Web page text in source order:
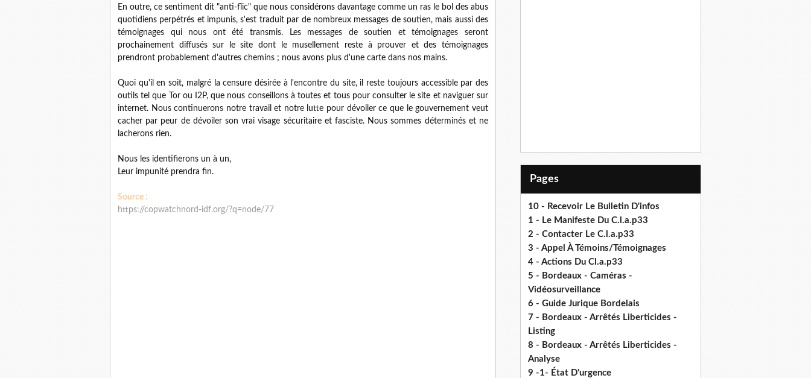
En outre, ce sentiment dit "anti-flic" que nous considérons davantage comme un ras le bol des abus
quotidiens perpétrés et impunis, s'est traduit par de nombreux messages de soutien, mais aussi des
témoignages qui nous ont été transmis. Les messages de soutien et témoignages seront
prochainement diffusés sur le site dont le musellement reste à prouver et des témoignages
prendront probablement d'autres chemins ; nous avons plus d'une carte dans nos mains.
Quoi qu'il en soit, malgré la censure désirée à l'encontre du site, il reste toujours accessible par des
outils tel que Tor ou I2P, que nous conseillons à toutes et tous pour consulter le site et naviguer sur
internet. Nous continuerons notre travail et notre lutte pour dévoiler ce que le gouvernement veut
cacher par peur de dévoiler son vrai visage sécuritaire et fasciste. Nous sommes déterminés et ne
lacherons rien.
Nous les identifierons un à un,
Leur impunité prendra fin.
Source :
https://copwatchnord-idf.org/?q=node/77
Pages
10 - Recevoir Le Bulletin D'infos
1 - Le Manifeste Du C.l.a.p33
2 - Contacter Le C.l.a.p33
3 - Appel À Témoins/Témoignages
4 - Actions Du Cl.a.p33
5 - Bordeaux - Caméras -
Vidéosurveillance
6 - Guide Jurique Bordelais
7 - Bordeaux - Arrêtés Liberticides -
Listing
8 - Bordeaux - Arrêtés Liberticides -
Analyse
9 -1- État D'urgence